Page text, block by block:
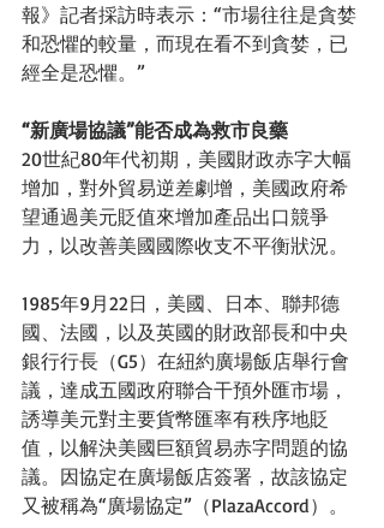
報》記者採訪時表示：“市場往往是貪婪
和恐懼的較量，而現在看不到貪婪，已
經全是恐懼。”
“新廣場協議”能否成為救市良藥
20世紀80年代初期，美國財政赤字大幅
增加，對外貿易逆差劇增，美國政府希
望通過美元貶值來增加產品出口競爭
力，以改善美國國際收支不平衡狀況。
1985年9月22日，美國、日本、聯邦德
國、法國，以及英國的財政部長和中央
銀行行長（G5）在紐約廣場飯店舉行會
議，達成五國政府聯合干預外匯市場，
誘導美元對主要貨幣匯率有秩序地貶
值，以解決美國巨額貿易赤字問題的協
議。因協定在廣場飯店簽署，故該協定
又被稱為“廣場協定”（PlazaAccord）。